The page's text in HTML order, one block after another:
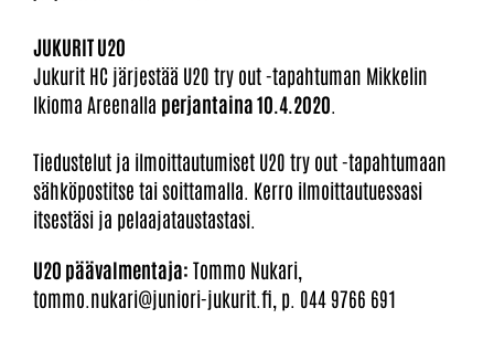
JUKURIT U20
Jukurit HC järjestää U20 try out -tapahtuman Mikkelin
Ikioma Areenalla perjantaina 10.4.2020
Tiedustelut ja ilmoittautumiset U20 try out -tapahtumaan
sähköpostitse tai soittamalla. Kerro ilmoittautuessasi
itsestäsi ja pelaajataustastasi.
U20 päävalmentaja: Tommo Nukari,
tommo.nukari@juniori-jukurit.fi, p. 044 9766 691